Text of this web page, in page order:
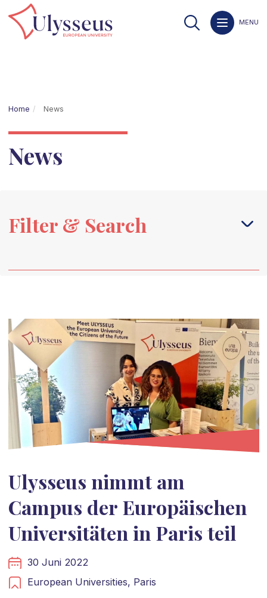
MENU
Home News
News
Filter & Search
Ulysseus nimmt am
Campus der Europäischen
Universitäten in Paris teil
30 Juni 2022
European Universities, Paris